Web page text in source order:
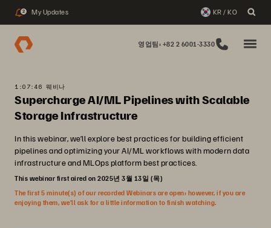
2 My Updates KR / KO
영업팀: +82 2 6001-3330
1:07:46 웨비나
Supercharge AI/ML Pipelines with Scalable
Storage Infrastructure
In this webinar, we’ll explore best practices for building efficient
pipelines and optimizing your AI/ML workflows with modern data
infrastructure and MLOps platform best practices.
This webinar first aired on 2025년 3월 13일 (목)
The first 5 minute(s) of our recorded Webinars are open; however, if you are
enjoying them, we’ll ask for a little information to finish watching.